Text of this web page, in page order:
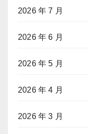
2026 年 7 月
2026 年 6 月
2026 年 5 月
2026 年 4 月
2026 年 3 月